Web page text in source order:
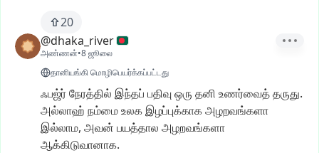
20
@dhaka_river
அண்ணன்•8 ஜூலை
தானியங்கி மொழிபெயர்க்கப்பட்டது
ஃபஜ்ர்நேரத்தில் இந்தப் பதிவு ஒரு தனி உணர்வைத்தருது.
அல்லாஹ் நம்மைஉலகஇழப்புக்காகஅழறவங்களா
இல்லாம, அவன் பயத்தால அழறவங்களா
ஆக்கிடுவானாக.